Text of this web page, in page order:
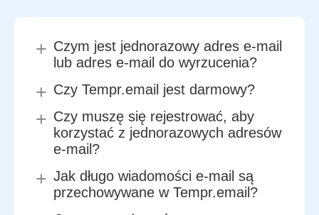
+ Czym jest jednorazowy adres e-mail
lub adres e-mail do wyrzucenia?
tymczasowy adres, którego używasz
tylko przez krótki czas. Odbiera on
wiadomości e-mail, na przykład
chroniąc w ten sposób Twoją
prawdziwą skrzynkę pocztową przed
+ Czy Tempr.email jest darmowy?
Tak. Tworzenie i używanie
jednorazowych wiadomości e-mail, a
przychodzących, jest bezpłatne i
możliwe bez rejestracji. Dodatkowe
funkcje wymagają konta
+ Czy muszę się rejestrować, aby
korzystać z jednorazowych adresów
e-mail?
Nie. Możesz od razu korzystać ze
skrzynek pocztowych i odbierać
+ Jak długo wiadomości e-mail są
przechowywane w Tempr.email?